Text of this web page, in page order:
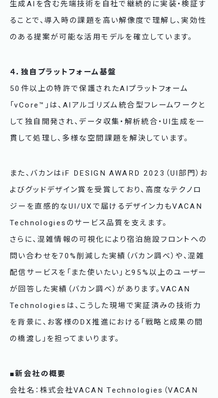
生成AIを含む先端技術を自社で継続的に実装・検証す
ることで、導入時の課題を高い解像度で理解し、実効性
のある提案が可能な活用モデルを確立しています。
４．独自プラットフォーム基盤
50件以上の特許で保護されたAIプラットフォーム
「vCore™」は、AIアルゴリズム統合型フレームワークと
して独自開発され、データ収集・解析統合・UI生成を一
貫して処理し、多様な空間課題を解決しています。
また、バカンはiF DESIGN AWARD 2023（UI部門）お
よびグッドデザイン賞を受賞しており、高度なテクノロ
ジーを直感的なUI/UXで届けるデザイン力もVACAN
Technologiesのサービス品質を支えます。
さらに、混雑情報の可視化により宿泊施設フロントへの
問い合わせを70%削減した実績（バカン調べ）や、混雑
配信サービスを「また使いたい」と95%以上のユーザー
が回答した実績（バカン調べ）があります。VACAN
Technologiesは、こうした現場で実証済みの技術力
を背景に、お客様のDX推進における「戦略と成果の間
の橋渡し」を担ってまいります。
■新会社の概要
会社名：株式会社VACAN Technologies（VACAN